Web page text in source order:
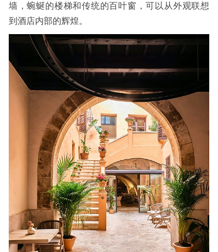
墙，蜿蜒的楼梯和传统的百叶窗，可以从外观联想
到酒店内部的辉煌。